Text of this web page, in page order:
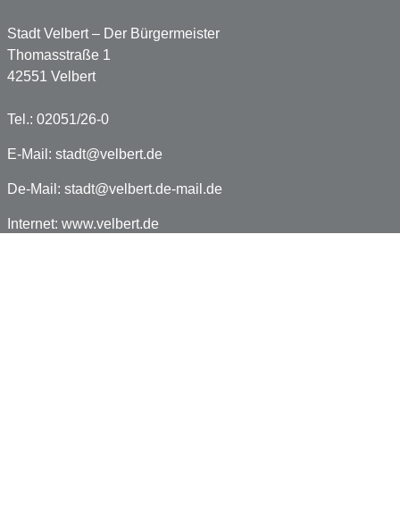
Stadt Velbert – Der Bürgermeister
Thomasstraße 1
42551 Velbert
Tel.: 02051/26-0
E-Mail: stadt@velbert.de
De-Mail: stadt@velbert.de-mail.de
Internet: www.velbert.de